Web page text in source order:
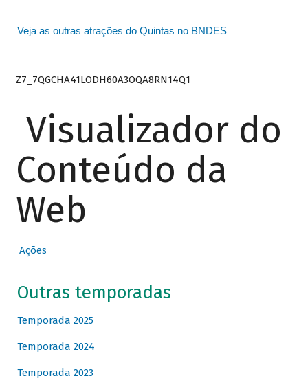
Veja as outras atrações do Quintas no BNDES
Z7_7QGCHA41LODH60A3OQA8RN14Q1
Visualizador do
Conteúdo da
Web
Ações
Outras temporadas
Temporada 2025
Temporada 2024
Temporada 2023